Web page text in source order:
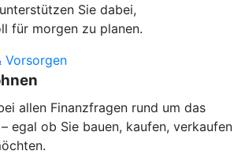
Sie dabei,
für morgen zu planen.
Vorsorgen
allen Finanzfragen rund um das
egal ob Sie bauen, kaufen, verkaufen